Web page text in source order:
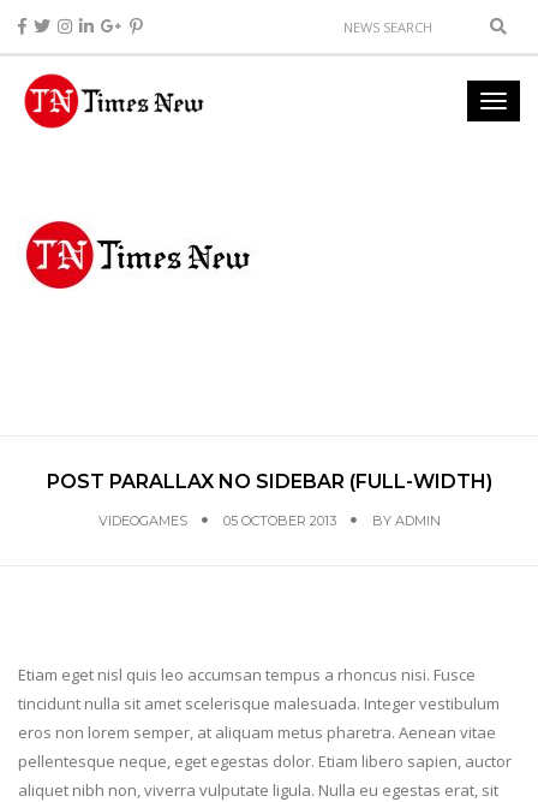
POST PARALLAX NO SIDEBAR (FULL-WIDTH)
VIDEOGAMES 05 OCTOBER 2013 BY ADMIN
Etiam eget nisl quis leo accumsan tempus a rhoncus nisi. Fusce
tincidunt nulla sit amet scelerisque malesuada. Integer vestibulum
eros non lorem semper, at aliquam metus pharetra. Aenean vitae
pellentesque neque, eget egestas dolor. Etiam libero sapien, auctor
aliquet nibh non, viverra vulputate ligula. Nulla eu egestas erat, sit